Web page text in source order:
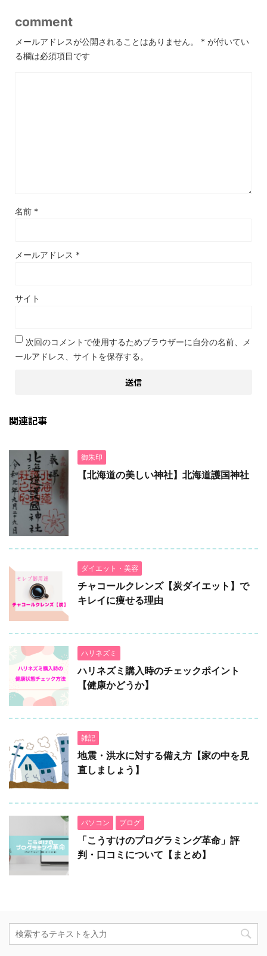
comment
メールアドレスが公開されることはありません。 * が付いてい
る欄は必須項目です
名前 *
メールアドレス *
サイト
次回のコメントで使用するためブラウザーに自分の名前、メ
ールアドレス、サイトを保存する。
関連記事
御朱印
【北海道の美しい神社】北海道護国神社
ダイエット・美容
チャコールクレンズ【炭ダイエット】で
キレイに痩せる理由
ハリネズミ
ハリネズミ購入時のチェックポイント
【健康かどうか】
雑記
地震・洪水に対する備え方【家の中を見
直しましょう】
パソコン ブログ
「こうすけのプログラミング革命」評
判・口コミについて【まとめ】